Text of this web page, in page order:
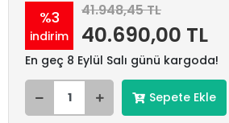
%3
indirim
41.948,45 TL
40.690,00 TL
En geç 8 Eylül Salı günü kargoda!
Sepete Ekle